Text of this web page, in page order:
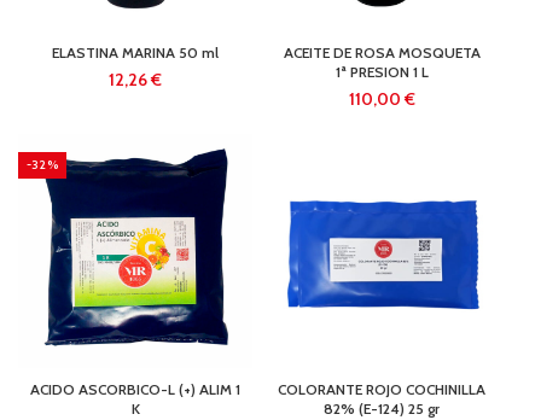
ELASTINA MARINA 50 ml
€
ACEITE DE ROSA MOSQUETA
1ª PRESION 1 L
€
-32%
ACIDO ASCORBICO-L (+) ALIM 1
K
COLORANTE ROJO COCHINILLA
82% (E-124) 25 gr